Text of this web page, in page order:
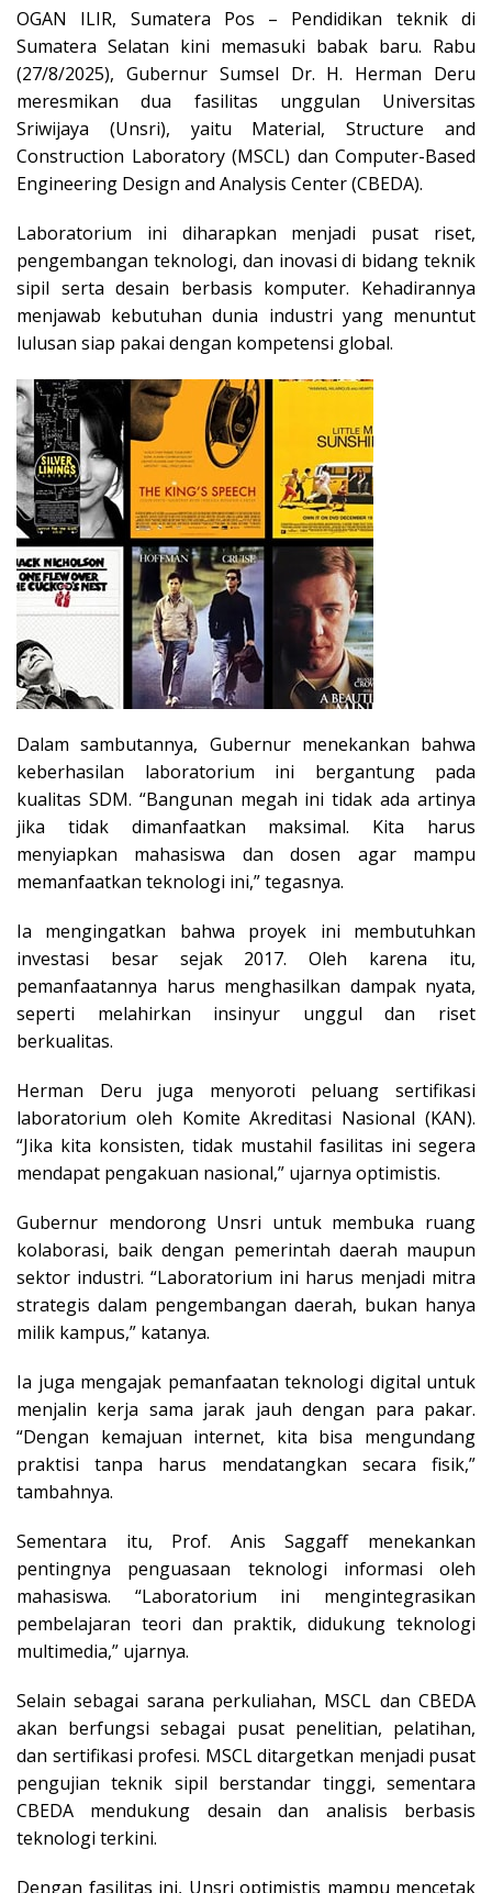
OGAN ILIR, Sumatera Pos – Pendidikan teknik di
Sumatera Selatan kini memasuki babak baru. Rabu
(27/8/2025), Gubernur Sumsel Dr. H. Herman Deru
meresmikan dua fasilitas unggulan Universitas
Sriwijaya (Unsri), yaitu Material, Structure and
Construction Laboratory (MSCL) dan Computer-Based
Engineering Design and Analysis Center (CBEDA).
Laboratorium ini diharapkan menjadi pusat riset,
pengembangan teknologi, dan inovasi di bidang teknik
sipil serta desain berbasis komputer. Kehadirannya
menjawab kebutuhan dunia industri yang menuntut
lulusan siap pakai dengan kompetensi global.
Dalam sambutannya, Gubernur menekankan bahwa
keberhasilan laboratorium ini bergantung pada
kualitas SDM. “Bangunan megah ini tidak ada artinya
jika tidak dimanfaatkan maksimal. Kita harus
menyiapkan mahasiswa dan dosen agar mampu
memanfaatkan teknologi ini,” tegasnya.
Ia mengingatkan bahwa proyek ini membutuhkan
investasi besar sejak 2017. Oleh karena itu,
pemanfaatannya harus menghasilkan dampak nyata,
seperti melahirkan insinyur unggul dan riset
berkualitas.
Herman Deru juga menyoroti peluang sertifikasi
laboratorium oleh Komite Akreditasi Nasional (KAN).
“Jika kita konsisten, tidak mustahil fasilitas ini segera
mendapat pengakuan nasional,” ujarnya optimistis.
Gubernur mendorong Unsri untuk membuka ruang
kolaborasi, baik dengan pemerintah daerah maupun
sektor industri. “Laboratorium ini harus menjadi mitra
strategis dalam pengembangan daerah, bukan hanya
milik kampus,” katanya.
Ia juga mengajak pemanfaatan teknologi digital untuk
menjalin kerja sama jarak jauh dengan para pakar.
“Dengan kemajuan internet, kita bisa mengundang
praktisi tanpa harus mendatangkan secara fisik,”
tambahnya.
Sementara itu, Prof. Anis Saggaff menekankan
pentingnya penguasaan teknologi informasi oleh
mahasiswa. “Laboratorium ini mengintegrasikan
pembelajaran teori dan praktik, didukung teknologi
multimedia,” ujarnya.
Selain sebagai sarana perkuliahan, MSCL dan CBEDA
akan berfungsi sebagai pusat penelitian, pelatihan,
dan sertifikasi profesi. MSCL ditargetkan menjadi pusat
pengujian teknik sipil berstandar tinggi, sementara
CBEDA mendukung desain dan analisis berbasis
teknologi terkini.
Dengan fasilitas ini, Unsri optimistis mampu mencetak